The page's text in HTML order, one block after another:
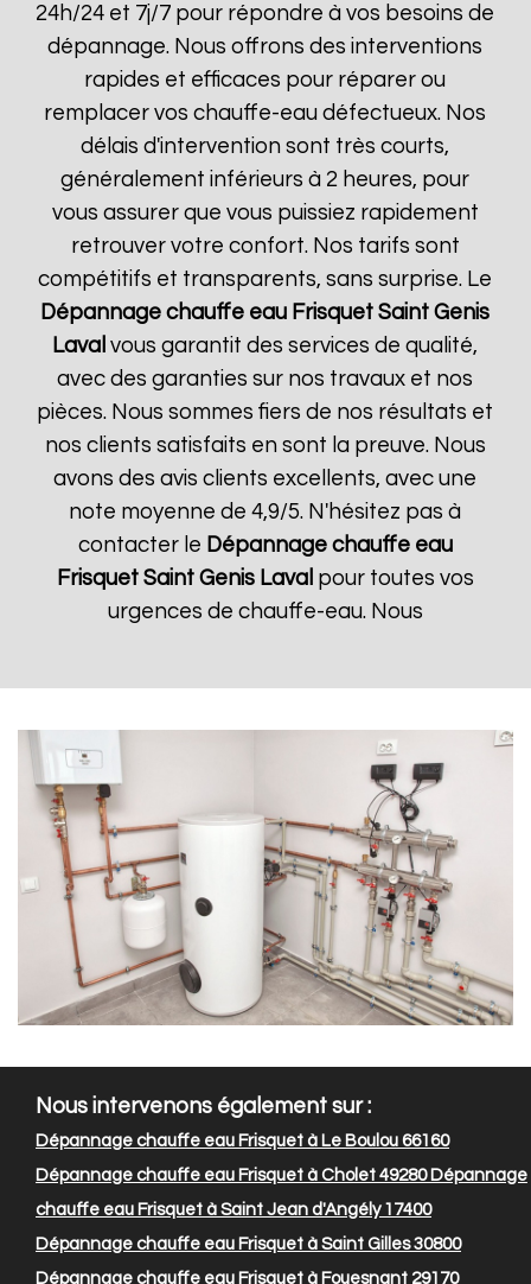
24h/24 et 7j/7 pour répondre à vos besoins de
dépannage. Nous offrons des interventions
rapides et efficaces pour réparer ou
remplacer vos chauffe-eau défectueux. Nos
délais d'intervention sont très courts,
généralement inférieurs à 2 heures, pour
vous assurer que vous puissiez rapidement
retrouver votre confort. Nos tarifs sont
compétitifs et transparents, sans surprise. Le
Dépannage chauffe eau Frisquet Saint Genis
Laval vous garantit des services de qualité,
avec des garanties sur nos travaux et nos
pièces. Nous sommes fiers de nos résultats et
nos clients satisfaits en sont la preuve. Nous
avons des avis clients excellents, avec une
note moyenne de 4,9/5. N'hésitez pas à
contacter le Dépannage chauffe eau
Frisquet Saint Genis Laval pour toutes vos
urgences de chauffe-eau. Nous
Nous intervenons également sur :
Dépannage chauffe eau Frisquet à Le Boulou 66160
Dépannage chauffe eau Frisquet à Cholet 49280Dépannage
chauffe eau Frisquet à Saint Jean d'Angély 17400
Dépannage chauffe eau Frisquet à Saint Gilles 30800
Dépannage chauffe eau Frisquet à Fouesnant 29170